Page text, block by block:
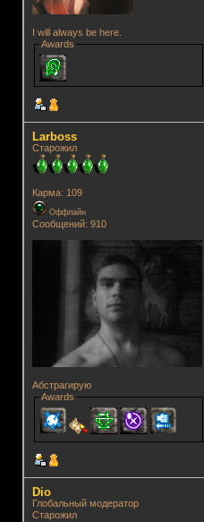
I will always be here.
Awards
Lаrboss
Старожил
Карма: 109
Оффлайн
Сообщений: 910
Абстрагирую
Awards
Dio
Глобальный модератор
Старожил